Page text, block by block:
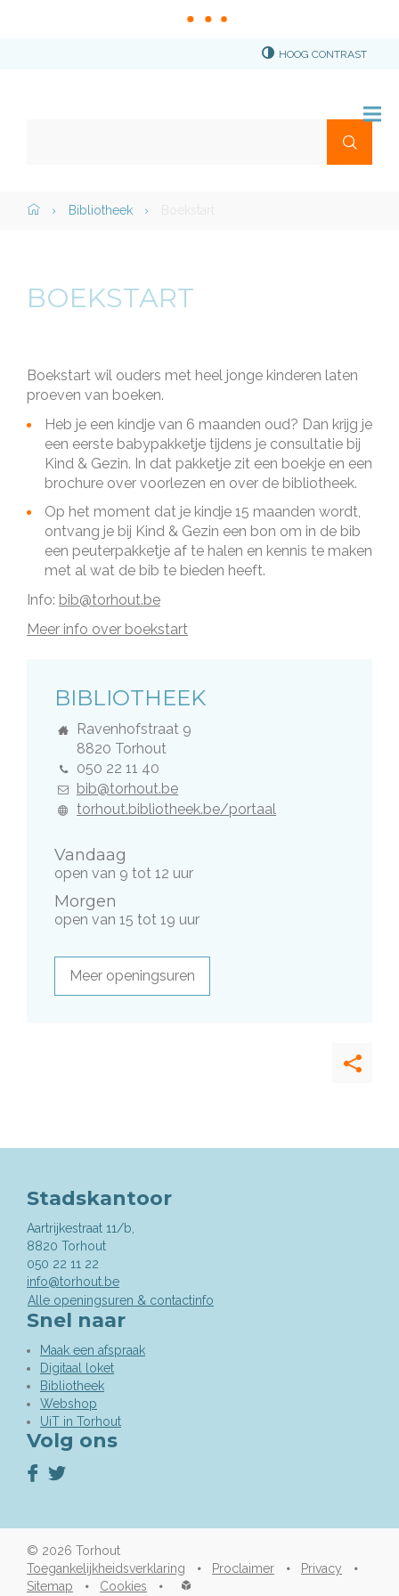
HOOG CONTRAST
Waar
Home">Bibliotheek
BOEKSTART
Boekstart wil ouders met heel jonge kinderen laten
proeven van boeken.
Heb je een kindje van 6 maanden oud? Dan krijg je
een eerste babypakketje tijdens je consultatie bij
Kind & Gezin. In dat pakketje zit een boekje en een
brochure over voorlezen en over de bibliotheek.
Op het moment dat je kindje 15 maanden wordt,
ontvang je bij Kind & Gezin een bon om in de bib
een peuterpakketje af te halen en kennis te maken
met al wat de bib te bieden heeft.
Info: bib@torhout.be
Meer info over boekstart
DIENST
BIBLIOTHEEK
AdresRavenhofstraat 9
,8820 Torhout
Tel. 050 22 11 40
E-
mail
bib@torhout.be
Website
torhout.bibliotheek.be/portaal
Vandaag
open van 9 tot 12 uur
Morgen
open van 15 tot 19 uur
Meer openingsuren
Deel
Stadskantoor
Aartrijkestraat 11/b,
,8820 Torhout
050 22 11 22
info@torhout.be
Alle openingsuren & contactinfo
Snel naar
Maak een afspraak
Digitaal loket
Bibliotheek
Webshop
UiT in Torhout
Volg ons
Volg Volg
© 2026 Torhout
Toegankelijkheidsverklaring
Proclaimer
Privacy
Sitemap
Cookies